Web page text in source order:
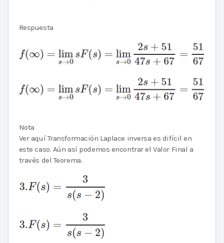
Respuesta
Nota
Ver aquí Transformación Laplace inversa es difícil en
este caso. Aún así podemos encontrar el Valor Final a
través del Teorema.